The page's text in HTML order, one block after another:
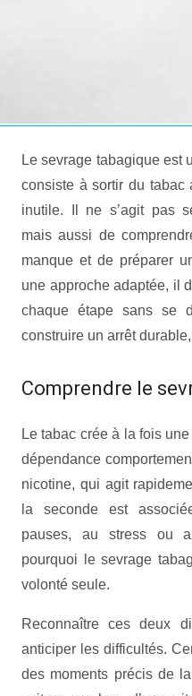
Le sevrage tabagique est
consiste à sortir du tabac
inutile. Il ne s’agit pas
mais aussi de
manque et de préparer
une approche adaptée, il
chaque étape sans se
construire un arrêt
Comprendre le
Le tabac crée à la fois
dépendance
nicotine, qui agit
la seconde est
pauses, au stress ou
pourquoi le sevrage
volonté seule.
Reconnaître ces deux
anticiper les difficultés.
des moments précis de